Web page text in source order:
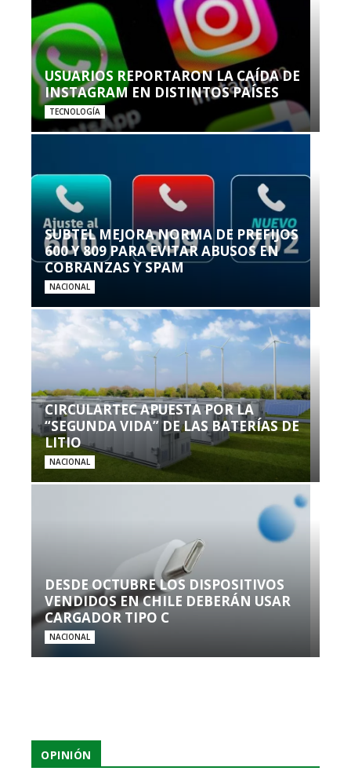
USUARIOS REPORTARON LA CAÍDA DE
INSTAGRAM EN DISTINTOS PAÍSES
TECNOLOGÍA
SUBTEL MEJORA NORMA DE PREFIJOS
600 Y 809 PARA EVITAR ABUSOS EN
COBRANZAS Y SPAM
NACIONAL
CIRCULARTEC APUESTA POR LA
“SEGUNDA VIDA” DE LAS BATERÍAS DE
LITIO
NACIONAL
DESDE OCTUBRE LOS DISPOSITIVOS
VENDIDOS EN CHILE DEBERÁN USAR
CARGADOR TIPO C
NACIONAL
OPINIÓN